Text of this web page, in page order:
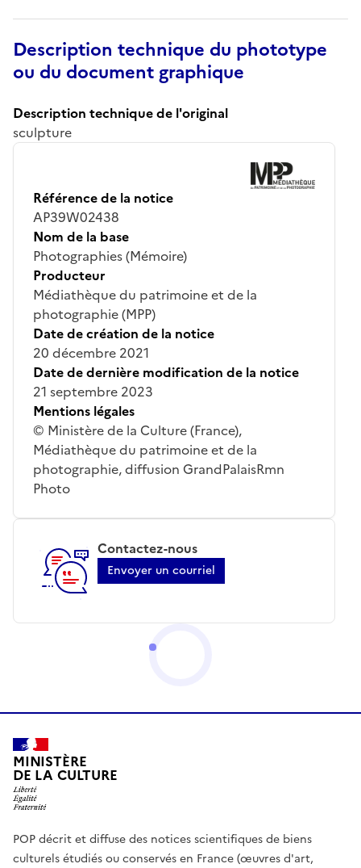
Description technique du phototype
ou du document graphique
Description technique de l'original
sculpture
Référence de la notice
AP39W02438
Nom de la base
Photographies (Mémoire)
Producteur
Médiathèque du patrimoine et de la
photographie (MPP)
Date de création de la notice
20 décembre 2021
Date de dernière modification de la notice
21 septembre 2023
Mentions légales
© Ministère de la Culture (France),
Médiathèque du patrimoine et de la
photographie, diffusion GrandPalaisRmn
Photo
Contactez-nous
Envoyer un courriel
MINISTÈRE
DE LA CULTURE
POP décrit et diffuse des notices scientifiques de biens
culturels étudiés ou conservés en France (œuvres d'art,